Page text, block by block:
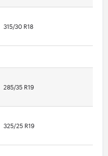
315/30 R18
285/35 R19
325/25 R19